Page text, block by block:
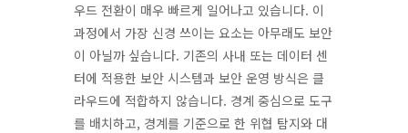
우드 전환이 매우 빠르게 일어나고 있습니다. 이
과정에서 가장 신경 쓰이는 요소는 아무래도 보안
이 아닐까 싶습니다. 기존의 사내 또는 데이터 센
터에 적용한 보안 시스템과 보안 운영 방식은 클
라우드에 적합하지 않습니다. 경계 중심으로 도구
를 배치하고, 경계를 기준으로 한 위협 탐지와 대